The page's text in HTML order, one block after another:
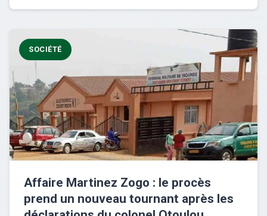
SOCIÉTÉ
Affaire Martinez Zogo : le procès
prend un nouveau tournant après les